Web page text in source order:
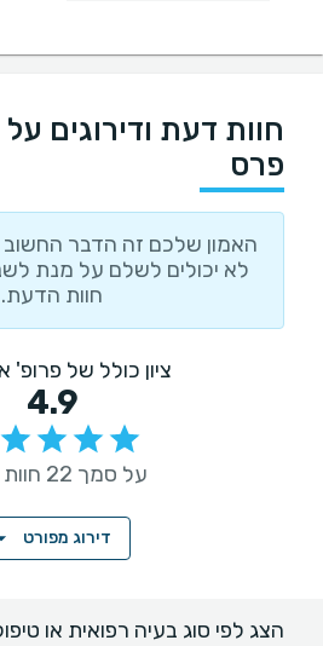
חוות דעת ודירוגים על
פרס
האמון שלכם זה הדבר החשוב
לא יכולים לשלם על מנת
חוות הדעת.
ציון כולל של פרופ'
4.9
על סמך 22 חוות דעת
דירוג מפורט
הצג לפי סוג בעיה רפואית או